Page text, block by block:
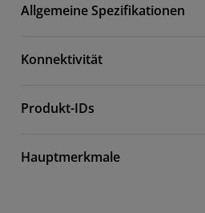
Allgemeine Spezifikationen
Konnektivität
Produkt-IDs
Hauptmerkmale